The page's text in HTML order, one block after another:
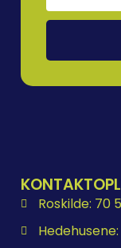
Roskilde: 70